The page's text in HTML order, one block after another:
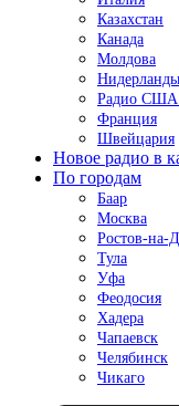
Казахстан
Канада
Молдова
Нидерланды
Радио США
Франция
Швейцария
Новое радио в
По городам
Баар
Москва
Ростов-на-
Тула
Уфа
Феодосия
Хадера
Чапаевск
Челябинск
Чикаго